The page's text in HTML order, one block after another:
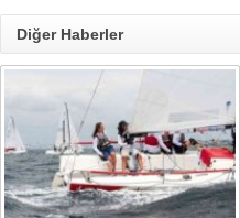
Diğer Haberler